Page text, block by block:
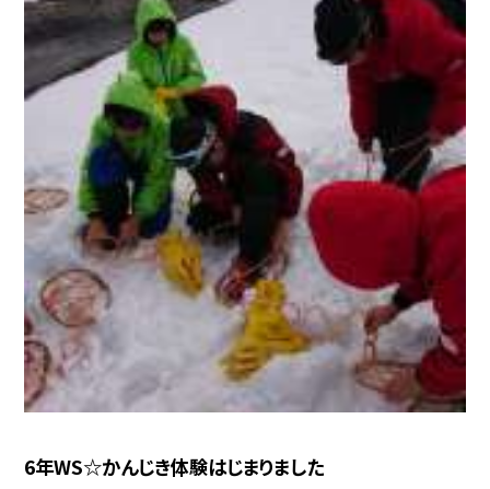
6年WS☆かんじき体験はじまりました